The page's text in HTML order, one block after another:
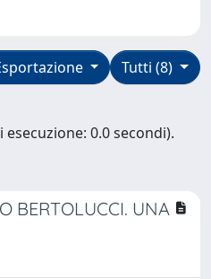
Tutti (8)
0.0 secondi).
BERTOLUCCI. UNA